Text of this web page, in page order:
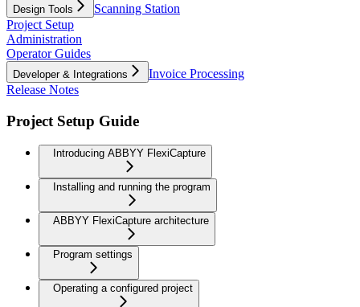
Design Tools
Scanning Station
Project Setup
Administration
Operator Guides
Developer & Integrations
Invoice Processing
Release Notes
Project Setup Guide
Introducing ABBYY FlexiCapture
Installing and running the program
ABBYY FlexiCapture architecture
Program settings
Operating a configured project